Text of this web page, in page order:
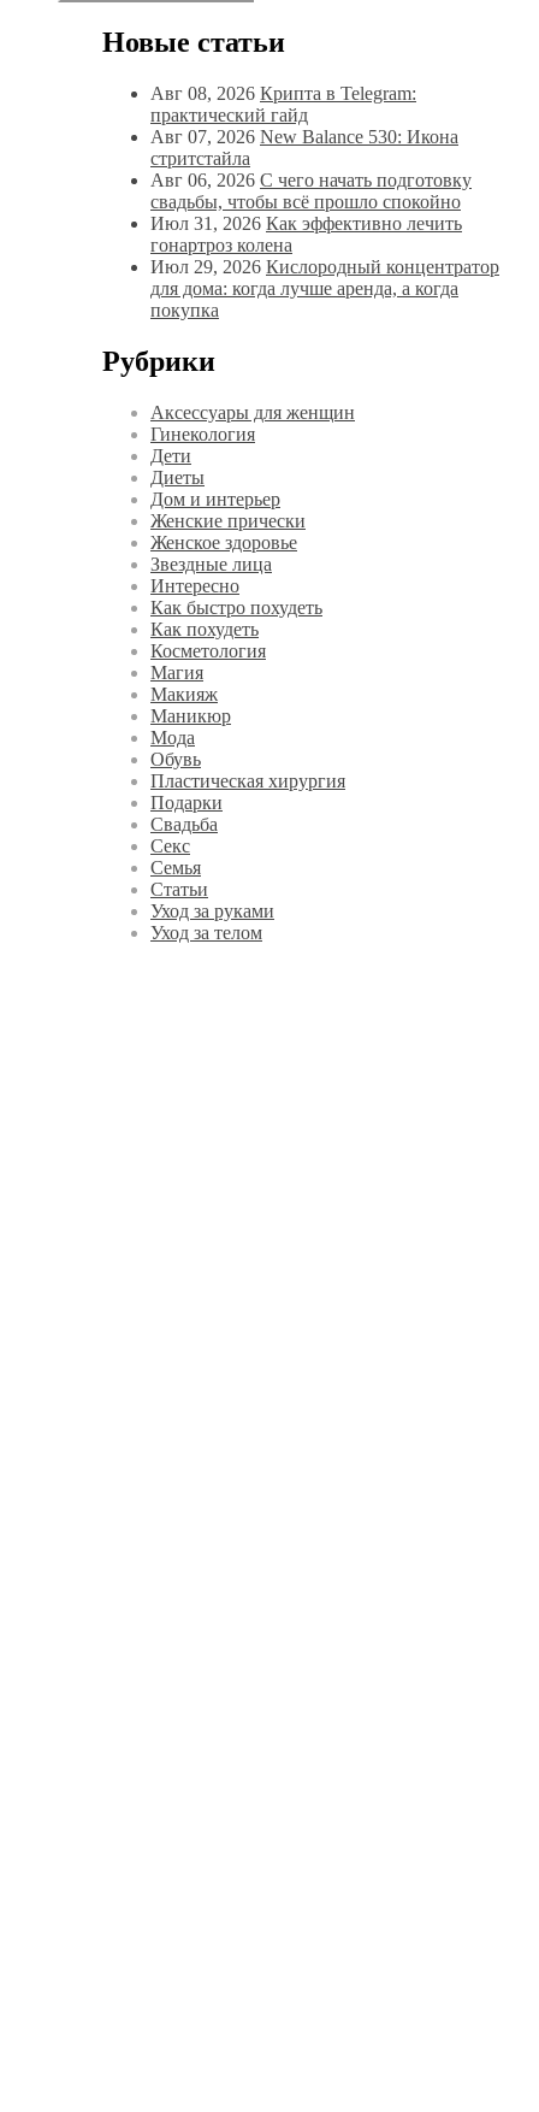
Новые статьи
Авг 08, 2026 Крипта в Telegram:
практический гайд
Авг 07, 2026 New Balance 530: Икона
стритстайла
Авг 06, 2026 С чего начать подготовку
свадьбы, чтобы всё прошло спокойно
Июл 31, 2026 Как эффективно лечить
гонартроз колена
Июл 29, 2026 Кислородный концентратор
для дома: когда лучше аренда, а когда
покупка
Рубрики
Аксессуары для женщин
Гинекология
Дети
Диеты
Дом и интерьер
Женские прически
Женское здоровье
Звездные лица
Интересно
Как быстро похудеть
Как похудеть
Косметология
Магия
Макияж
Маникюр
Мода
Обувь
Пластическая хирургия
Подарки
Свадьба
Секс
Семья
Статьи
Уход за руками
Уход за телом